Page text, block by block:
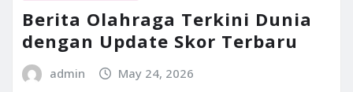
Berita Olahraga Terkini Dunia
dengan Update Skor Terbaru
admin May 24, 2026